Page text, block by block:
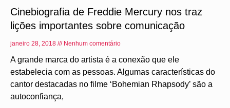
Cinebiografia de Freddie Mercury nos traz
lições importantes sobre comunicação
janeiro 28, 2018 Nenhum comentário
A grande marca do artista é a conexão que ele
estabelecia com as pessoas. Algumas características do
cantor destacadas no filme ‘Bohemian Rhapsody’ são a
autoconfiança,